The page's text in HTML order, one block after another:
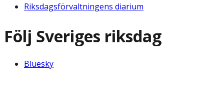
Riksdagsförvaltningens diarium
Följ Sveriges riksdag
Bluesky